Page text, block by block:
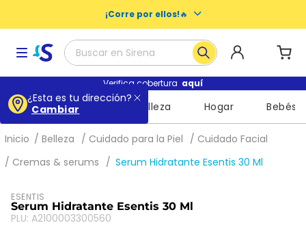
¡Corre por ellos!🔥
Buscar en Sirena
Términos más buscados
1
2.
buenas noches nosotras
3.
escolares
5.
queso
Verifica cobertura aquí
¿Esta es tu dirección?
Cambiar
Supermercado Belleza Hogar Bebés
Belleza Cuidado para la Piel
Cuidado Facial
Cremas & serums
Serum Hidratante Esentis 30 Ml
ESENTIS
Serum Hidratante Esentis 30 Ml
PLU: A2100003300560